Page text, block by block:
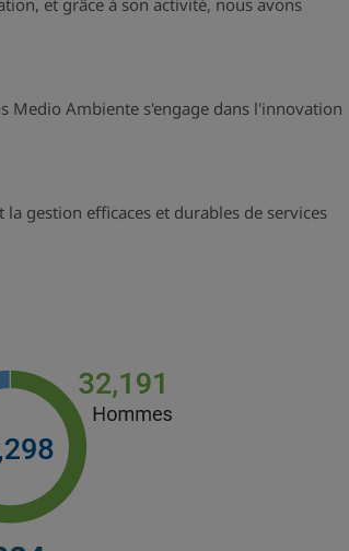
et grâce à son activité, nous avons
Medio Ambiente s'engage dans l'innovation
gestion efficaces et durables de services